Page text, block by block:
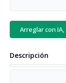
Arreglar con
Descripción